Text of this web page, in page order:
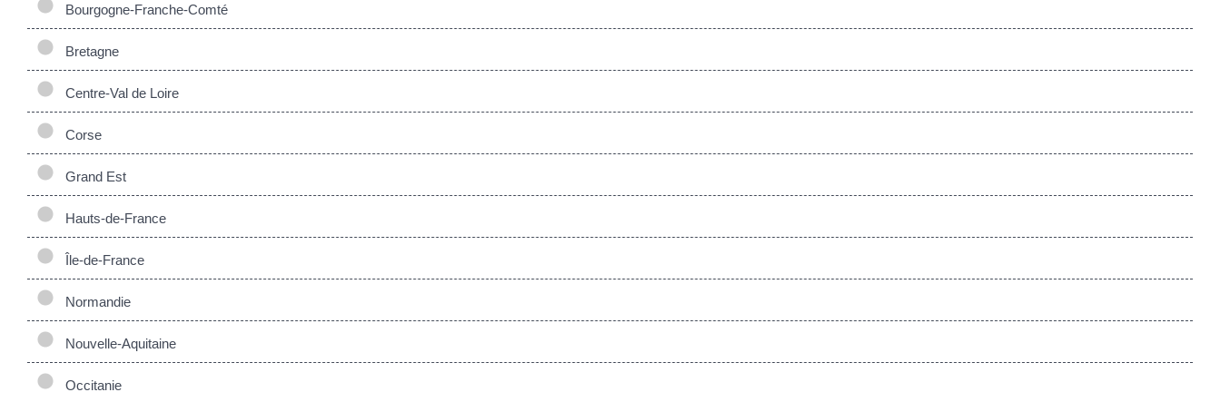
Bourgogne-Franche-Comté
Bretagne
Centre-Val de Loire
Corse
Grand Est
Hauts-de-France
Île-de-France
Normandie
Nouvelle-Aquitaine
Occitanie